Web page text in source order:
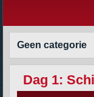
Geen categorie
Dag 1: